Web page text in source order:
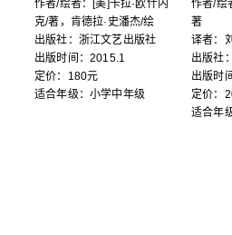
作者/绘者：[美]卡拉·欧什内
克/著，肯德拉·史潘杰/绘
出版社：浙江文艺出版社
出版时间：2015.1
定价：180元
适合年级：小学中年级
作者/绘
著
译者：
出版社
出版时
定价：
适合年